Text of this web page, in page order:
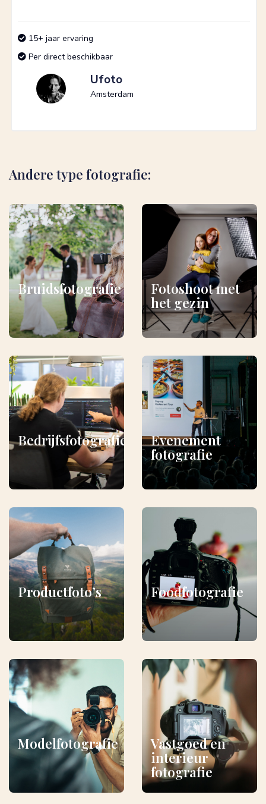
15+ jaar ervaring
Per direct beschikbaar
Ufoto
Amsterdam
Andere type fotografie:
Bruidsfotografie
Fotoshoot met
het gezin
Bedrijfsfotografie
Evenement
fotografie
Productfoto’s Foodfotografie
Modelfotografie
Vastgoed en
interieur
fotografie